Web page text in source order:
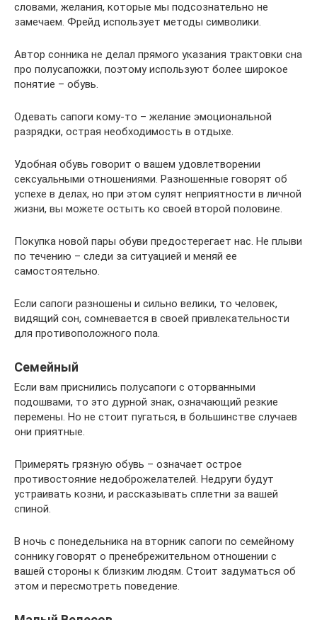
словами, желания, которые мы подсознательно не
замечаем. Фрейд использует методы символики.
Автор сонника не делал прямого указания трактовки сна
про полусапожки, поэтому используют более широкое
понятие – обувь.
Одевать сапоги кому-то – желание эмоциональной
разрядки, острая необходимость в отдыхе.
Удобная обувь говорит о вашем удовлетворении
сексуальными отношениями. Разношенные говорят об
успехе в делах, но при этом сулят неприятности в личной
жизни, вы можете остыть ко своей второй половине.
Покупка новой пары обуви предостерегает нас. Не плыви
по течению – следи за ситуацией и меняй ее
самостоятельно.
Если сапоги разношены и сильно велики, то человек,
видящий сон, сомневается в своей привлекательности
для противоположного пола.
Семейный
Если вам приснились полусапоги с оторванными
подошвами, то это дурной знак, означающий резкие
перемены. Но не стоит пугаться, в большинстве случаев
они приятные.
Примерять грязную обувь – означает острое
противостояние недоброжелателей. Недруги будут
устраивать козни, и рассказывать сплетни за вашей
спиной.
В ночь с понедельника на вторник сапоги по семейному
соннику говорят о пренебрежительном отношении с
вашей стороны к близким людям. Стоит задуматься об
этом и пересмотреть поведение.